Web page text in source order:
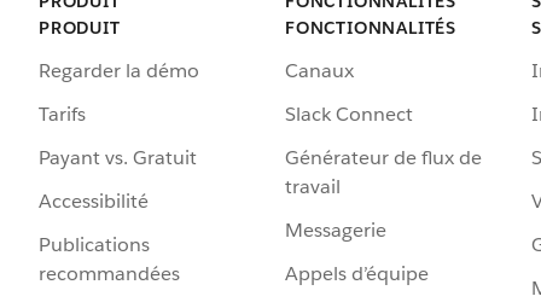
PRODUIT
Regarder la démo
Tarifs
Payant vs. Gratuit
Accessibilité
Publications
recommandées
FONCTIONNALITÉS
Canaux
Slack Connect
Générateur de flux de
travail
Messagerie
Appels d’équipe